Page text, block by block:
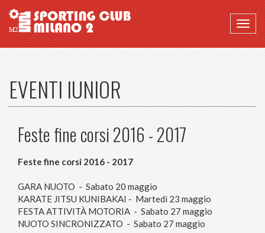
EVENTI IUNIOR
Feste fine corsi 2016 - 2017
Feste fine corsi 2016 - 2017
GARA NUOTO - Sabato 20 maggio
KARATE JITSU KUNIBAKAI - Martedì 23 maggio
FESTA ATTIVITÀ MOTORIA - Sabato 27 maggio
NUOTO SINCRONIZZATO - Sabato 27 maggio